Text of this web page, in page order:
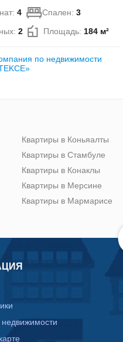
4 Спален: 3
2 Площадь: 184 м²
по недвижимости
Квартиры в Коньяалты
Квартиры в Стамбуле
Квартиры в Конаклы
Квартиры в Мерсине
Квартиры в Мармарисе
недвижимости